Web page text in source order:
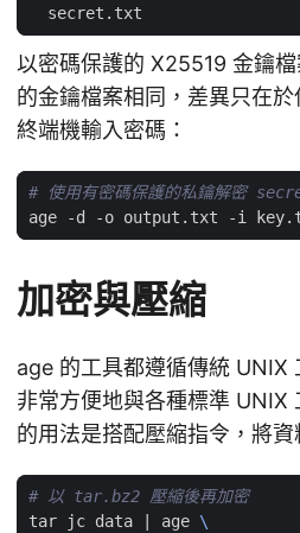
以密碼保護的 X25519 金鑰
的金鑰檔案相同，差異只在
終端機輸入密碼：
# 使用有密碼保護的私鑰解密
加密與壓縮
age 的工具都遵循傳統 UNIX
非常方便地與各種標準 UNIX
的用法是搭配壓縮指令，將資
# 以 tar.bz2 壓縮後再加密
tar jc data
age